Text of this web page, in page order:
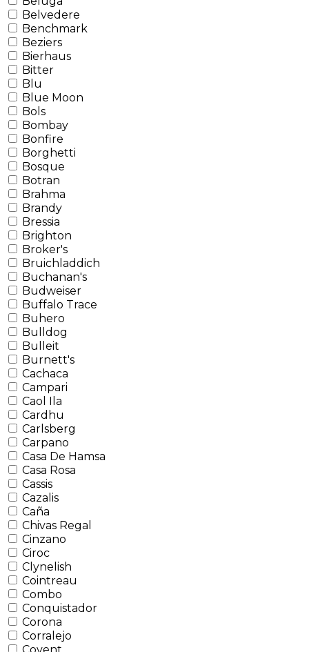
Belvedere
Benchmark
Beziers
Bierhaus
Bitter
Blu
Blue Moon
Bols
Bombay
Bonfire
Borghetti
Bosque
Botran
Brahma
Brandy
Bressia
Brighton
Broker's
Bruichladdich
Buchanan's
Budweiser
Buffalo Trace
Buhero
Bulldog
Bulleit
Burnett's
Cachaca
Campari
Caol Ila
Cardhu
Carlsberg
Carpano
Casa De Hamsa
Casa Rosa
Cassis
Cazalis
Caña
Chivas Regal
Cinzano
Ciroc
Clynelish
Cointreau
Combo
Conquistador
Corona
Corralejo
Covent